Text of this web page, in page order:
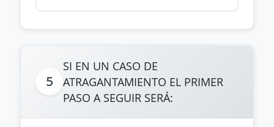
5
SI EN UN CASO DE
ATRAGANTAMIENTO EL PRIMER
PASO A SEGUIR SERÁ: